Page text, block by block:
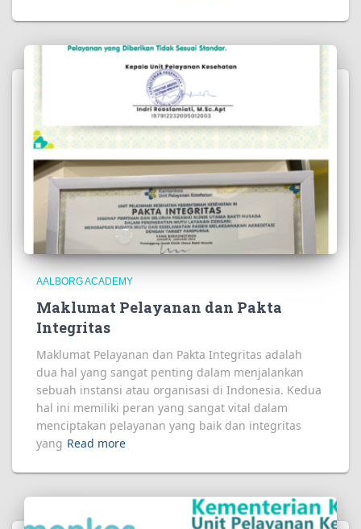
AALBORG ACADEMY
Maklumat Pelayanan dan Pakta
Integritas
Maklumat Pelayanan dan Pakta Integritas adalah
dua hal yang sangat penting dalam menjalankan
sebuah instansi atau organisasi di Indonesia. Kedua
hal ini memiliki peran yang sangat vital dalam
menciptakan pelayanan yang baik dan integritas
yang Read more